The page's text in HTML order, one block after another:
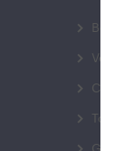
Contact